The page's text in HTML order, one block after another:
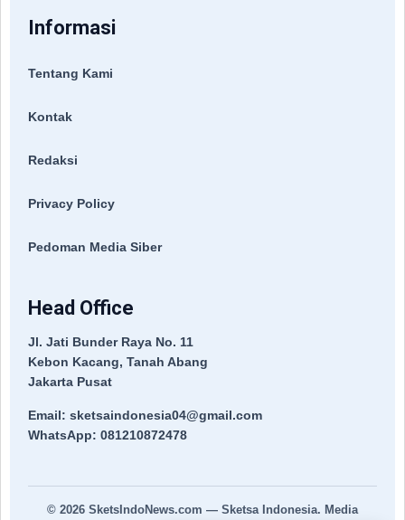
Informasi
Tentang Kami
Kontak
Redaksi
Privacy Policy
Pedoman Media Siber
Head Office
Jl. Jati Bunder Raya No. 11
Kebon Kacang, Tanah Abang
Jakarta Pusat
Email: sketsaindonesia04@gmail.com
WhatsApp: 081210872478
© 2026 SketsIndoNews.com — Sketsa Indonesia. Media